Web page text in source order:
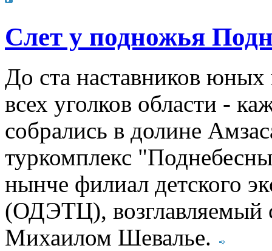
Слет у подножья
До ста наставников юных
всех уголков области -
собрались в долине
туркомплекс
нынче филиал детского
(ОДЭТЦ), возглавляемый
Михаилом Шевалье.